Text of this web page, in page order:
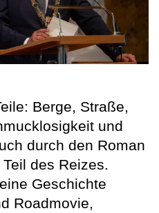
Berge, Straße,
und
durch den Roman
des Reizes.
Geschichte
Roadmovie,